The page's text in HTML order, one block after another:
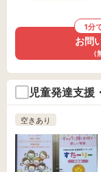
1分
お問
（
児童発達支援
空きあり